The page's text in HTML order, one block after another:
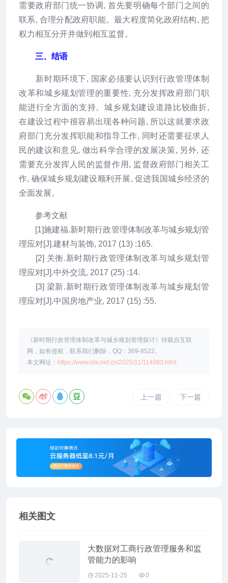
需要政府部门统一协调, 首先要明确每个部门之间的
联系, 合理分配政府职能。最大程度简化政府结构, 把
权力相互分开并做到相互监督。
三、结语
新时期环境下, 国家必须要认识到行政管理体制
改革和城乡规划管理的重要性, 充分发挥政府部门职
能进行全方面的支持。城乡规划建设道路比较曲折,
在建设过程中很容易出现各种问题, 所以这就要求政
府部门充分发挥职能和指导工作, 同时还需要征求人
民的建议和意见, 做出科学合理的发展决策, 另外, 还
需要充分发挥人民的监督作用, 监督政府部门相关工
作, 确保城乡规划建设顺利开展, 促进我国城乡经济的
全面发展。
参考文献
[1]施建福.新时期行政管理体制改革与城乡规划管
理应对[J].建材与装饰, 2017 (13) :165.
[2] 关衡.新时期行政管理体制改革与城乡规划管
理应对[J].中外交流, 2017 (25) :14.
[3] 梁新.新时期行政管理体制改革与城乡规划管
理应对[J].中国房地产业, 2017 (15) :55.
《新时期行政管理体制改革与城乡规划管理探讨》转载自互联
网，如有侵权，联系我们删除，QQ：369-8522。
本文网址： https://www.slw.net.cn/2025/11/114083.html
上一篇 下一篇
相关图文
大数据对工商行政管理服务和监
管能力的影响
2025-11-25 0